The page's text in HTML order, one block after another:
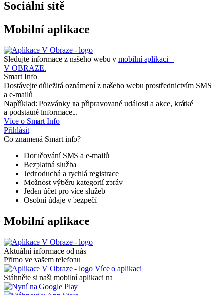
Sociální sítě
Mobilní aplikace
Sledujte informace z našeho webu v mobilní aplikaci –
V OBRAZE.
Smart Info
Dostávejte důležitá oznámení z našeho webu prostřednictvím SMS
a e-mailů
Například: Pozvánky na připravované události a akce, krátké
a podstatné informace...
Více o Smart Info
Přihlásit
Co znamená Smart info?
Doručování SMS a e-mailů
Bezplatná služba
Jednoduchá a rychlá registrace
Možnost výběru kategorií zpráv
Jeden účet pro více služeb
Osobní údaje v bezpečí
Mobilní aplikace
Aktuální informace od nás
Přímo ve vašem telefonu
Více o aplikaci
Stáhněte si naši mobilní aplikaci na